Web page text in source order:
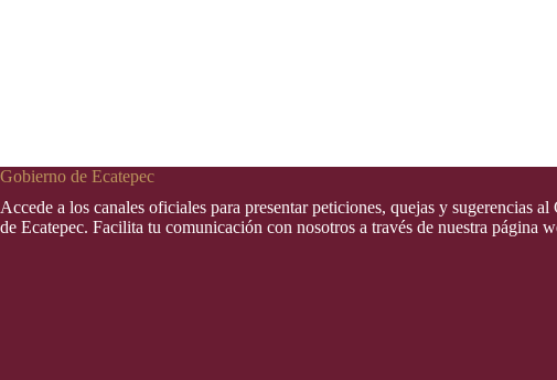
Gobierno de Ecatepec
Accede a los canales oficiales para presentar peticiones, quejas y sugerencias
de Ecatepec. Facilita tu comunicación con nosotros a través de nuestra página